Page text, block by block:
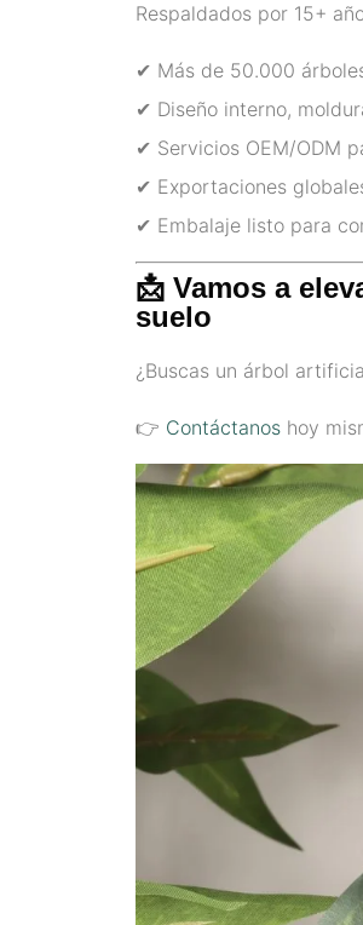
Respaldados por 15+
✔ Más de 50.000
✔ Diseño interno,
✔ Servicios OEM/ODM
✔ Exportaciones
✔ Embalaje listo para
📩 Vamos a
suelo
¿Buscas un árbol
👉 Contáctanos hoy